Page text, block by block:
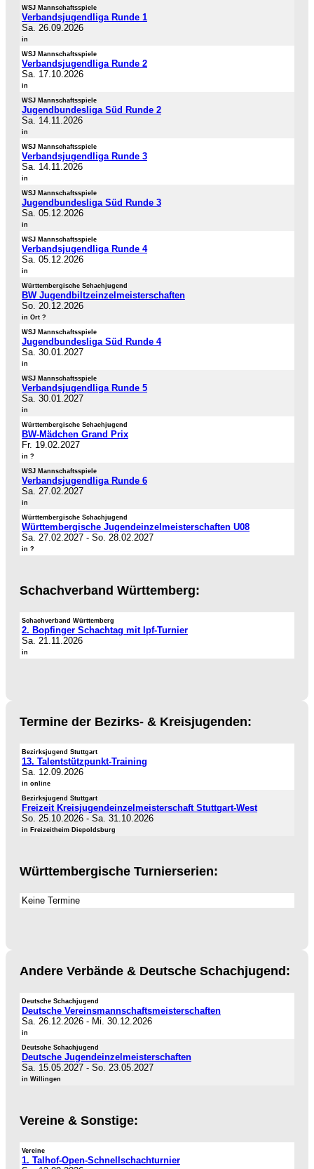
WSJ Mannschaftsspiele
Verbandsjugendliga Runde 1
Sa. 26.09.2026
in
WSJ Mannschaftsspiele
Verbandsjugendliga Runde 2
Sa. 17.10.2026
in
WSJ Mannschaftsspiele
Jugendbundesliga Süd Runde 2
Sa. 14.11.2026
in
WSJ Mannschaftsspiele
Verbandsjugendliga Runde 3
Sa. 14.11.2026
in
WSJ Mannschaftsspiele
Jugendbundesliga Süd Runde 3
Sa. 05.12.2026
in
WSJ Mannschaftsspiele
Verbandsjugendliga Runde 4
Sa. 05.12.2026
in
Württembergische Schachjugend
BW Jugendbiltzeinzelmeisterschaften
So. 20.12.2026
in Ort ?
WSJ Mannschaftsspiele
Jugendbundesliga Süd Runde 4
Sa. 30.01.2027
in
WSJ Mannschaftsspiele
Verbandsjugendliga Runde 5
Sa. 30.01.2027
in
Württembergische Schachjugend
BW-Mädchen Grand Prix
Fr. 19.02.2027
in ?
WSJ Mannschaftsspiele
Verbandsjugendliga Runde 6
Sa. 27.02.2027
in
Württembergische Schachjugend
Württembergische Jugendeinzelmeisterschaften U08
Sa. 27.02.2027 - So. 28.02.2027
in ?
Schachverband Württemberg:
Schachverband Württemberg
2. Bopfinger Schachtag mit Ipf-Turnier
Sa. 21.11.2026
in
Termine der Bezirks- & Kreisjugenden:
Bezirksjugend Stuttgart
13. Talentstützpunkt-Training
Sa. 12.09.2026
in online
Bezirksjugend Stuttgart
Freizeit Kreisjugendeinzelmeisterschaft Stuttgart-West
So. 25.10.2026 - Sa. 31.10.2026
in Freizeitheim Diepoldsburg
Württembergische Turnierserien:
Keine Termine
Andere Verbände & Deutsche Schachjugend:
Deutsche Schachjugend
Deutsche Vereinsmannschaftsmeisterschaften
Sa. 26.12.2026 - Mi. 30.12.2026
in
Deutsche Schachjugend
Deutsche Jugendeinzelmeisterschaften
Sa. 15.05.2027 - So. 23.05.2027
in Willingen
Vereine & Sonstige:
Vereine
1. Talhof-Open-Schnellschachturnier